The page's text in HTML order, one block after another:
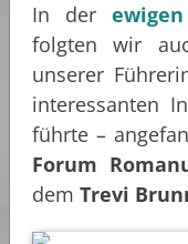
In der
folgten wir
unserer
interessanten
führte –
Forum
dem Trevi